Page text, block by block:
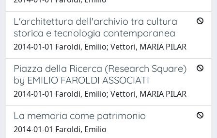
L'architettura dell'archivio tra cultura
storica e tecnologia contemporanea
2014-01-01 Faroldi, Emilio; Vettori, MARIA PILAR
Piazza della Ricerca (Research Square)
by EMILIO FAROLDI ASSOCIATI
2014-01-01 Faroldi, Emilio; Vettori, MARIA PILAR
La memoria come patrimonio
2014-01-01 Faroldi, Emilio